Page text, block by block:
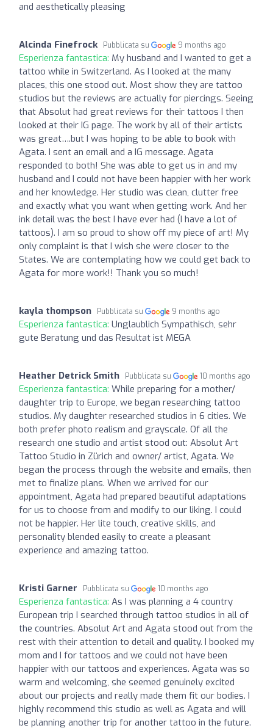
and aesthetically pleasing
Alcinda Finefrock Pubblicata su 9 months ago
Esperienza fantastica: My husband and I wanted to get a
tattoo while in Switzerland. As I looked at the many
places, this one stood out. Most show they are tattoo
studios but the reviews are actually for piercings. Seeing
that Absolut had great reviews for their tattoos I then
looked at their IG page. The work by all of their artists
was great….but I was hoping to be able to book with
Agata. I sent an email and a IG message. Agata
responded to both! She was able to get us in and my
husband and I could not have been happier with her work
and her knowledge. Her studio was clean, clutter free
and exactly what you want when getting work. And her
ink detail was the best I have ever had (I have a lot of
tattoos). I am so proud to show off my piece of art! My
only complaint is that I wish she were closer to the
States. We are contemplating how we could get back to
Agata for more work!! Thank you so much!
kayla thompson Pubblicata su 9 months ago
Esperienza fantastica: Unglaublich Sympathisch, sehr
gute Beratung und das Resultat ist MEGA
Heather Detrick Smith Pubblicata su 10 months ago
Esperienza fantastica: While preparing for a mother/
daughter trip to Europe, we began researching tattoo
studios. My daughter researched studios in 6 cities. We
both prefer photo realism and grayscale. Of all the
research one studio and artist stood out: Absolut Art
Tattoo Studio in Zürich and owner/ artist, Agata. We
began the process through the website and emails, then
met to finalize plans. When we arrived for our
appointment, Agata had prepared beautiful adaptations
for us to choose from and modify to our liking. I could
not be happier. Her lite touch, creative skills, and
personality blended easily to create a pleasant
experience and amazing tattoo.
Kristi Garner Pubblicata su 10 months ago
Esperienza fantastica: As I was planning a 4 country
European trip I searched through tattoo studios in all of
the countries. Absolut Art and Agata stood out from the
rest with their attention to detail and quality. I booked my
mom and I for tattoos and we could not have been
happier with our tattoos and experiences. Agata was so
warm and welcoming, she seemed genuinely excited
about our projects and really made them fit our bodies. I
highly recommend this studio as well as Agata and will
be planning another trip for another tattoo in the future.